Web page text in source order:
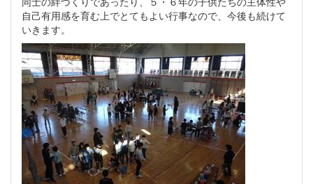
自己有用感を育む上でとてもよい行事なので、今後も続けて
いきます。